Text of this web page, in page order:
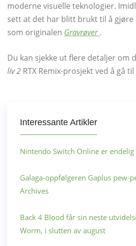
moderne visuelle teknologier.
sett at det har blitt brukt til å gjøre
som originalen Gravrøver .
Du kan sjekke ut flere detaljer om
liv 2 RTX Remix-prosjekt ved å gå til
Interessante Artikler
Nintendo Switch Online er
Galaga-oppfølgeren Gaplus pew-
Archives
Back 4 Blood får sin neste
Worm, i slutten av august